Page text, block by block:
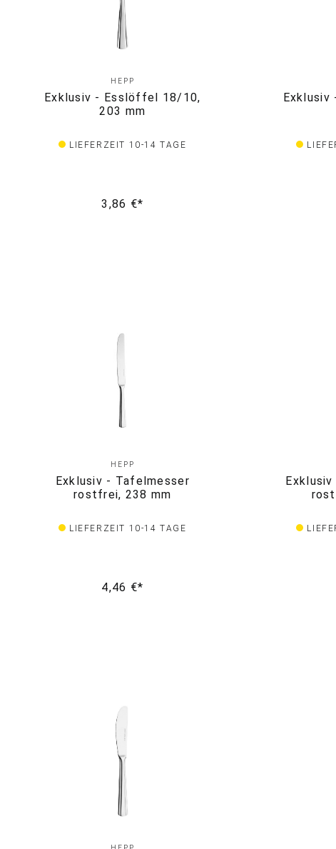
HEPP
Exklusiv - Esslöffel 18/10,
203 mm
LIEFERZEIT 10-14 TAGE
3,86 €*
Exklusiv
HEPP
Exklusiv - Tafelmesser
rostfrei, 238 mm
LIEFERZEIT 10-14 TAGE
4,46 €*